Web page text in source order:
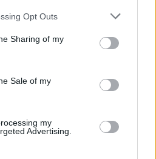
Opt Outs
Sharing of my
Sale of my
my
Advertising.
man hoppas kunna locka